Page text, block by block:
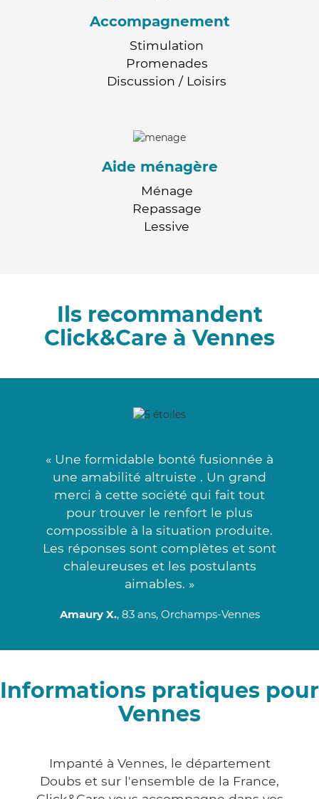
Accompagnement
Stimulation
Promenades
Discussion / Loisirs
Aide ménagère
Ménage
Repassage
Lessive
Ils recommandent
Click&Care à Vennes
« Une formidable bonté fusionnée à
une amabilité altruiste . Un grand
merci à cette société qui fait tout
pour trouver le renfort le plus
compossible à la situation produite.
Les réponses sont complètes et sont
chaleureuses et les postulants
aimables. »
Amaury X., 83 ans, Orchamps-Vennes
Informations pratiques pour
Vennes
Impanté à Vennes, le département
Doubs et sur l'ensemble de la France,